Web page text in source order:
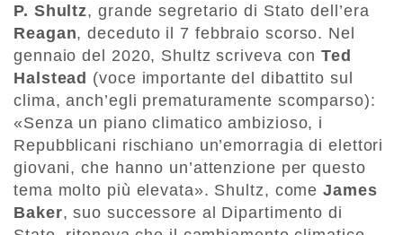
P. Shultz, grande segretario di Stato dell’era
Reagan, deceduto il 7 febbraio scorso. Nel
gennaio del 2020, Shultz scriveva conTed
Halstead (voce importante del dibattito sul
clima, anch’egli prematuramente scomparso):
«Senza un piano climatico ambizioso, i
Repubblicani rischiano un’emorragia di elettori
giovani, che hanno un’attenzione per questo
tema molto più elevata». Shultz, comeJames
Baker, suo successore al Dipartimento di